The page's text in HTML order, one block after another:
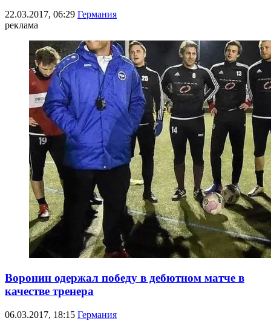
22.03.2017, 06:29 Германия
реклама
Воронин одержал победу в дебютном матче в
качестве тренера
06.03.2017, 18:15 Германия